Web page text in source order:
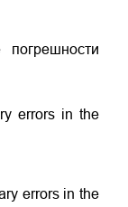
errors in the
errors in the